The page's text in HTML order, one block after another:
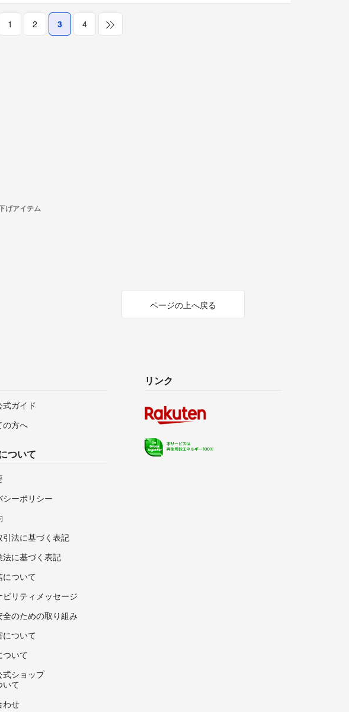
1 2 3 4
げアイテム
ページの上へ戻る
式ガイド
の方へ
ついて
シーポリシー
引法に基づく表記
法に基づく表記
について
ビリティメッセージ
全のための取り組み
について
ついて
式ショップ
いて
わせ
リンク